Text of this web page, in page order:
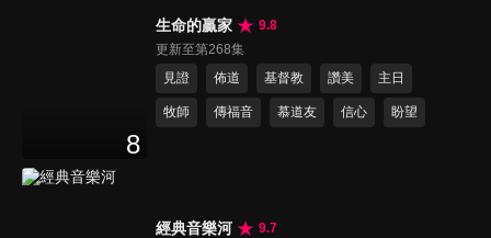
8
生命的贏家
9.8
更新至第268集
見證
佈道 基督教 讚美 主日
牧師 傳福音 慕道友 信心 盼望
經典音樂河
9.7